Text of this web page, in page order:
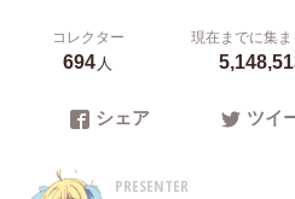
コレクター
694人
現在までに集
シェア ツイ
PRESENTER